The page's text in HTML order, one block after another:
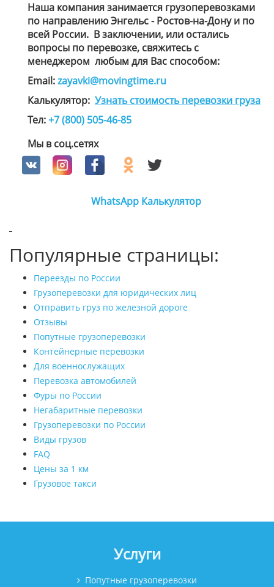
Наша компания занимается грузоперевозками
по направлению Энгельс - Ростов-на-Дону и по
всей России. В заключении, или остались
вопросы по перевозке, свяжитесь с
менеджером любым для Вас способом:
Email:zayavki@movingtime.ru
Калькулятор: Узнать стоимость перевозки груза
Тел:+7 (800) 505-46-85
Мы в соц.сетях
WhatsApp Калькулятор
Популярные страницы:
Переезды по России
Грузоперевозки для юридических лиц
Отправить груз по железной дороге
Отзывы
Попутные грузоперевозки
Контейнерные перевозки
Для военнослужащих
Перевозка автомобилей
Фуры по России
Негабаритные перевозки
Грузоперевозки по России
Виды грузов
FAQ
Цены за 1 км
Грузовое такси
Услуги
Попутные грузоперевозки